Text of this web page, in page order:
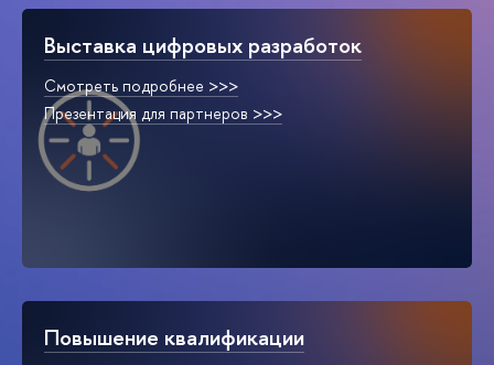
Выставка цифровых разработок
Смотреть подробнее >>>
Презентация для партнеров >>>
Повышение квалификации